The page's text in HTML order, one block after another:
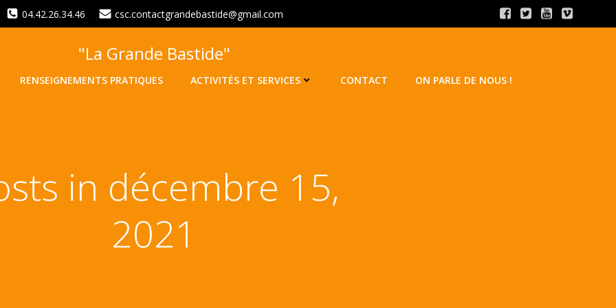
04.42.26.34.46 csc.contactgrandebastide@gmail.com
"La Grande Bastide"
RENSEIGNEMENTS PRATIQUES ACTIVITÉS ET SERVICES CONTACT ON PARLE DE NOUS !
in décembre 15,
2021